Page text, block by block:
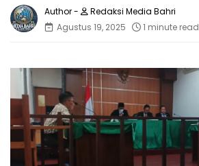
Redaksi Media Bahri
Agustus 19, 2025
1 minute read